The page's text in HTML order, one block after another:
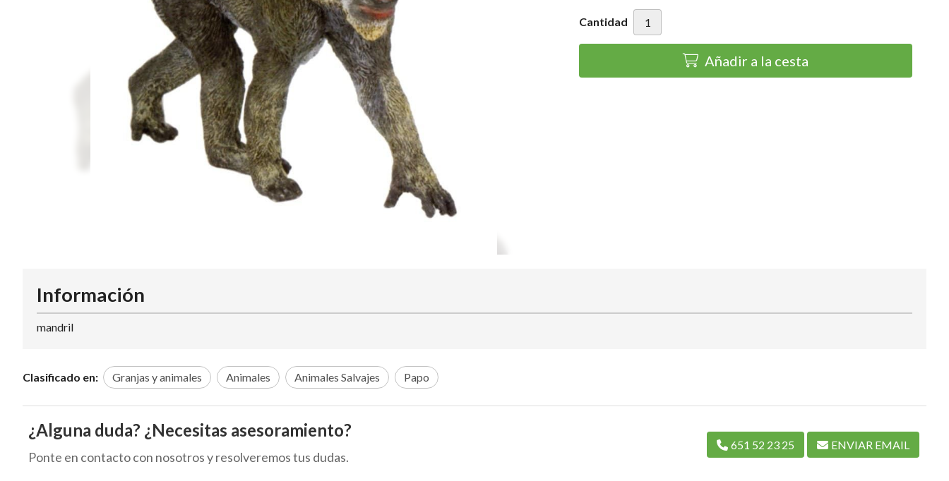
Cantidad
Añadir a la cesta
Información
mandril
Clasificado en: Granjas y animales Animales Animales Salvajes Papo
¿Alguna duda? ¿Necesitas asesoramiento?
Ponte en contacto con nosotros y resolveremos tus dudas.
651 52 23 25 ENVIAR EMAIL